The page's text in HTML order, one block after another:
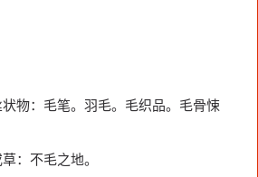
物：毛笔。羽毛。毛织品。毛骨悚
：不毛之地。